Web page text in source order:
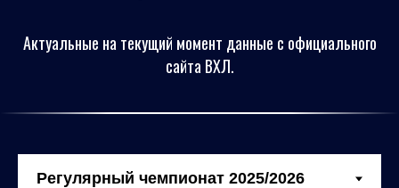
Актуальные на текущий момент данные с официального
сайта ВХЛ.